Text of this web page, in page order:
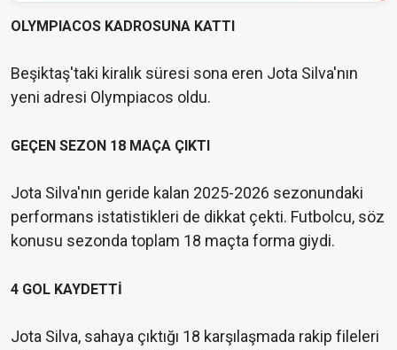
OLYMPIACOS KADROSUNA KATTI
Beşiktaş'taki kiralık süresi sona eren Jota Silva'nın
yeni adresi Olympiacos oldu.
GEÇEN SEZON 18 MAÇA ÇIKTI
Jota Silva'nın geride kalan 2025-2026 sezonundaki
performans istatistikleri de dikkat çekti. Futbolcu, söz
konusu sezonda toplam 18 maçta forma giydi.
4 GOL KAYDETTİ
Jota Silva, sahaya çıktığı 18 karşılaşmada rakip fileleri